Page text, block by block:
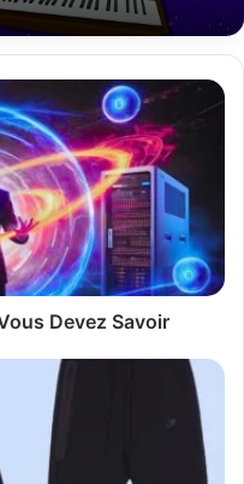
Devez Savoir